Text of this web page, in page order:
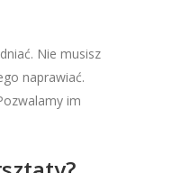
Nie musisz
naprawiać.
im